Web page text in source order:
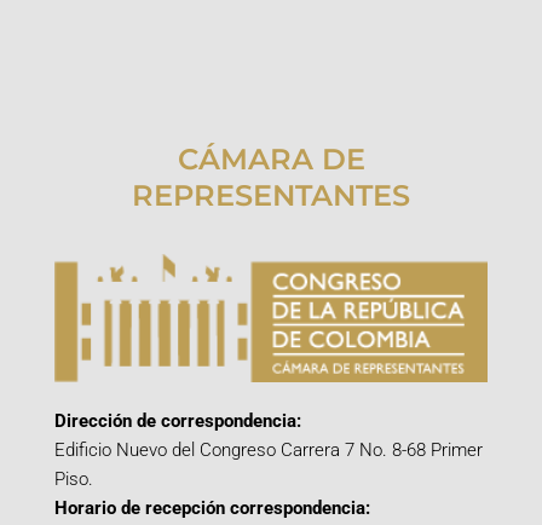
CÁMARA DE
REPRESENTANTES
Dirección de correspondencia:
Edificio Nuevo del Congreso Carrera 7 No. 8-68 Primer
Piso.
Horario de recepción correspondencia: